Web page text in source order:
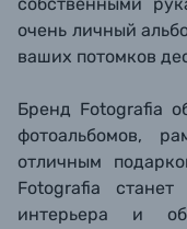
очень личный
ваших потомков
Бренд Fotografia
фотоальбомов,
отличным
Fotografia
интерьера и